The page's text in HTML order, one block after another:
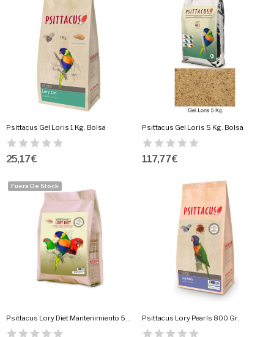
Psittacus Gel Loris 1 Kg. Bolsa
25,17 €
Psittacus Gel Loris 5 Kg. Bolsa
117,77 €
Fuera De Stock
Psittacus Lory Diet Mantenimiento 5Kg Psittacus Lory Pearls 800 Gr.